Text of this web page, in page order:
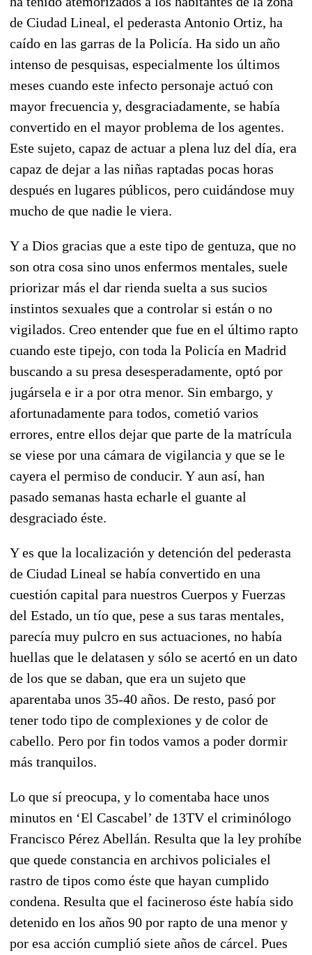
de Ciudad Lineal, el pederasta Antonio Ortiz, ha
caído en las garras de la Policía. Ha sido un año
intenso de pesquisas, especialmente los últimos
meses cuando este infecto personaje actuó con
mayor frecuencia y, desgraciadamente, se había
convertido en el mayor problema de los agentes.
Este sujeto, capaz de actuar a plena luz del día, era
capaz de dejar a las niñas raptadas pocas horas
después en lugares públicos, pero cuidándose muy
mucho de que nadie le viera.
Y a Dios gracias que a este tipo de gentuza, que no
son otra cosa sino unos enfermos mentales, suele
priorizar más el dar rienda suelta a sus sucios
instintos sexuales que a controlar si están o no
vigilados. Creo entender que fue en el último rapto
cuando este tipejo, con toda la Policía en Madrid
buscando a su presa desesperadamente, optó por
jugársela e ir a por otra menor. Sin embargo, y
afortunadamente para todos, cometió varios
errores, entre ellos dejar que parte de la matrícula
se viese por una cámara de vigilancia y que se le
cayera el permiso de conducir. Y aun así, han
pasado semanas hasta echarle el guante al
desgraciado éste.
Y es que la localización y detención del pederasta
de Ciudad Lineal se había convertido en una
cuestión capital para nuestros Cuerpos y Fuerzas
del Estado, un tío que, pese a sus taras mentales,
parecía muy pulcro en sus actuaciones, no había
huellas que le delatasen y sólo se acertó en un dato
de los que se daban, que era un sujeto que
aparentaba unos 35-40 años. De resto, pasó por
tener todo tipo de complexiones y de color de
cabello. Pero por fin todos vamos a poder dormir
más tranquilos.
Lo que sí preocupa, y lo comentaba hace unos
minutos en ‘El Cascabel’ de 13TV el criminólogo
Francisco Pérez Abellán. Resulta que la ley prohíbe
que quede constancia en archivos policiales el
rastro de tipos como éste que hayan cumplido
condena. Resulta que el facineroso éste había sido
detenido en los años 90 por rapto de una menor y
por esa acción cumplió siete años de cárcel. Pues